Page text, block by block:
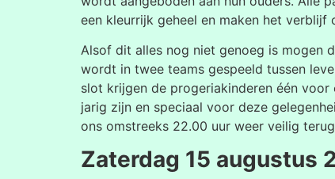
een kleurrijk geheel en maken het
Alsof dit alles nog niet genoeg is mogen
wordt in twee teams gespeeld tussen
slot krijgen de progeriakinderen één
jarig zijn en speciaal voor deze
ons omstreeks 22.00 uur weer veilig
Zaterdag 15 augustus